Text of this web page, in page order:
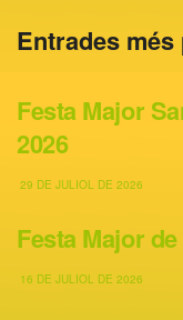
Entrades
Festa Major
2026
29 DE JULIOL DE 2026
Festa Major
16 DE JULIOL DE 2026